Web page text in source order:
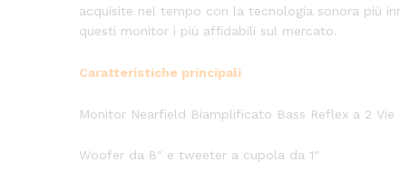
acquisite nel tempo con la tecnologia sonora più
questi monitor i più affidabili sul mercato.
Caratteristiche principali
Monitor Nearfield Biamplificato Bass Reflex a 2 Vie
Woofer da 8″ e tweeter a cupola da 1″